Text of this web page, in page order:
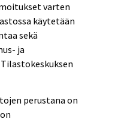
varten
käytetään
sekä
ja
perustana on